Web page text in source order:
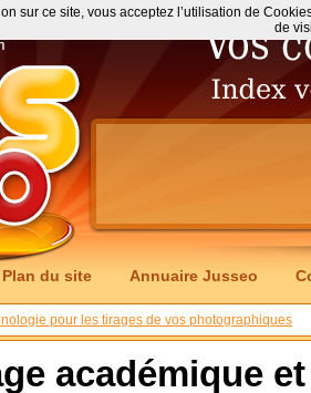
Plan du site Annuaire Jusseo
pour les tirages de vos photographiques
académique
sur ce site, vous acceptez l’utilisation de
de